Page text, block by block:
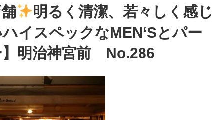
舗
明るく清潔、若々しく感じ
イスペックなMEN‘Sとパー
】明治神宮前 No.286